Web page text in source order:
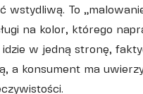
wstydliwą. To
na kolor, którego
idzie w jedną stronę,
a konsument ma